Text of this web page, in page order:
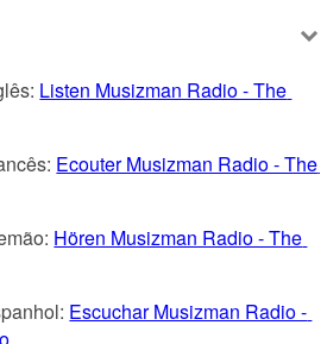
Listen Musizman Radio - The
Ecouter Musizman Radio - The
Hören Musizman Radio - The
Escuchar Musizman Radio -